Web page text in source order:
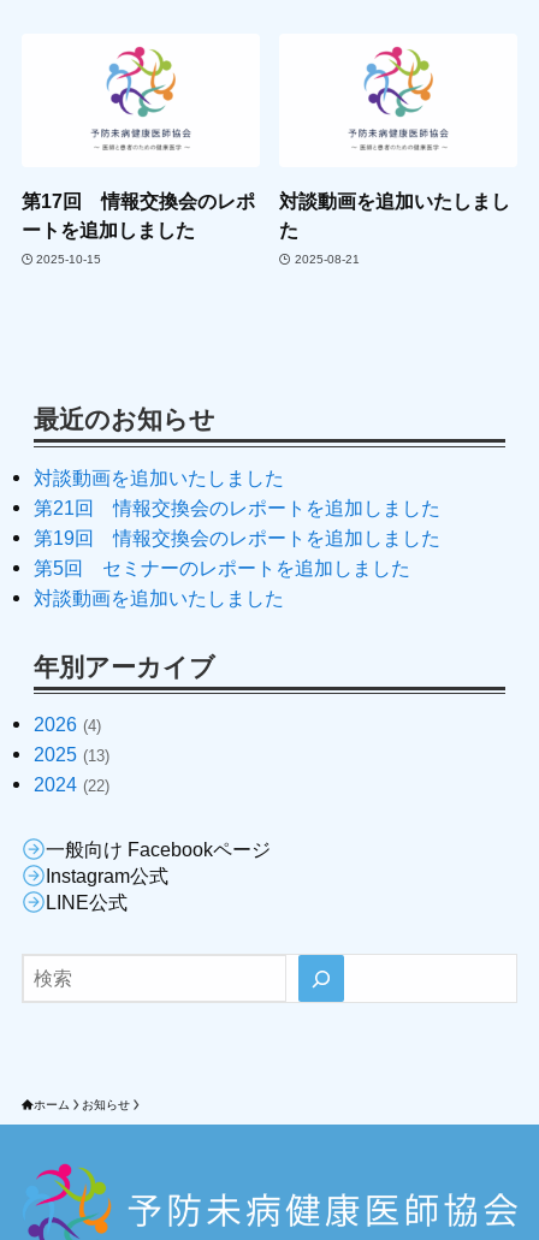
第17回 情報交換会のレポ
ートを追加しました
2025-10-15
対談動画を追加いたしまし
た
2025-08-21
最近のお知らせ
対談動画を追加いたしました
第21回 情報交換会のレポートを追加しました
第19回 情報交換会のレポートを追加しました
第5回 セミナーのレポートを追加しました
対談動画を追加いたしました
年別アーカイブ
2026 (4)
2025 (13)
2024 (22)
一般向け Facebookページ
Instagram公式
LINE公式
検索
ホーム お知らせ